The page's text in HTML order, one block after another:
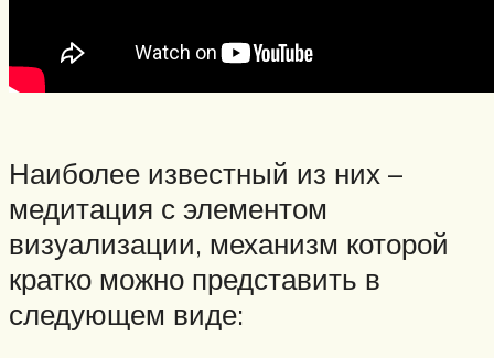
Наиболее известный из них –
медитация с элементом
визуализации, механизм которой
кратко можно представить в
следующем виде: